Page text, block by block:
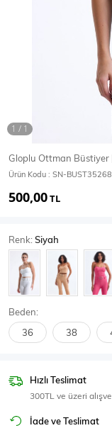
T-Shirt
Body
SPOR GİYİM
Eşofman Üstü
Gloplu Ottman
Ürün Kodu : SN-BUST35268
500,00TL
Renk:Siyah
Beden:
36 38
Hızlı Teslimat
300TL ve üzeri
İade ve Teslimat